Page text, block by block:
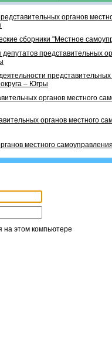
органов
сборники "Местное
представительных
– Югры
органов местного
органов местного
местного
на этом компьютере